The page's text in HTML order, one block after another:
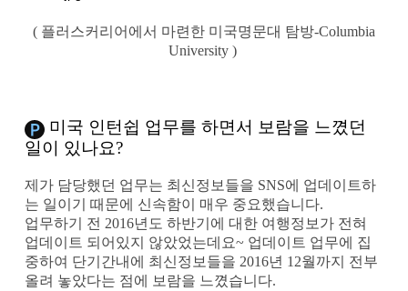
( 플러스커리어에서 마련한 미국명문대 탐방-Columbia
University )
미국 인턴쉽 업무를 하면서 보람을 느꼈던
일이 있나요?
제가 담당했던 업무는 최신정보들을 SNS에 업데이트하
는 일이기 때문에 신속함이 매우 중요했습니다.
업무하기 전 2016년도 하반기에 대한 여행정보가 전혀
업데이트 되어있지 않았었는데요~ 업데이트 업무에 집
중하여 단기간내에 최신정보들을 2016년 12월까지 전부
올려 놓았다는 점에 보람을 느꼈습니다.